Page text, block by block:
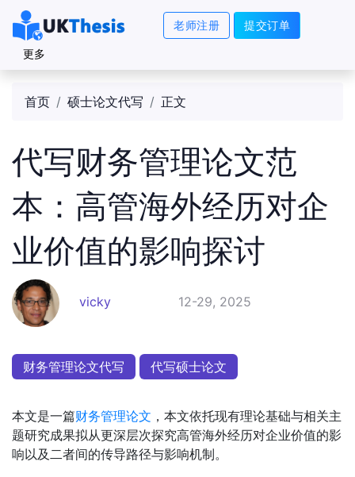
老师注册 提交订单
更多
首页 硕士论文代写 正文
代写财务管理论文范
本：高管海外经历对企
业价值的影响探讨
vicky 12-29, 2025
财务管理论文代写 代写硕士论文
本文是一篇财务管理论文 ，本文依托现有理论基础与相关主
题研究成果拟从更深层次探究高管海外经历对企业价值的影
响以及二者间的传导路径与影响机制。